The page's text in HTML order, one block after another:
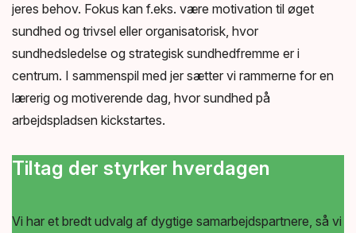
Foredrag, workshops og uddannelse
jeres behov. Fokus kan f.eks. være motivation til øget
sundhed og trivsel eller organisatorisk, hvor
sundhedsledelse og strategisk sundhedfremme er i
centrum. I sammenspil med jer sætter vi rammerne for en
lærerig og motiverende dag, hvor sundhed på
arbejdspladsen kickstartes.
Tiltag der styrker hverdagen
Vi har et bredt udvalg af dygtige samarbejdspartnere, så vi